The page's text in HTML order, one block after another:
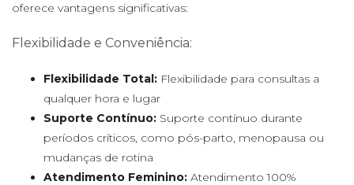
oferece vantagens significativas:
Flexibilidade e Conveniência:
Flexibilidade Total: Flexibilidade para consultas a
qualquer hora e lugar
Suporte Contínuo: Suporte contínuo durante
períodos críticos, como pós-parto, menopausa ou
mudanças de rotina
Atendimento Feminino: Atendimento 100%